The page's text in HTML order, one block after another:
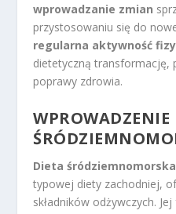
wprowadzanie zmian
przystosowaniu się do
regularna aktywność
dietetyczną transformację,
poprawy zdrowia.
WPROWADZENIE
Dieta śródziemnomorska
typowej diety zachodniej,
składników odżywczych.